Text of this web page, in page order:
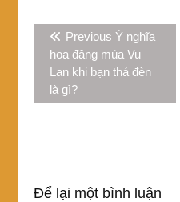
hướng
bài
viết
Previous Previous
post:
Ý nghĩa
hoa đăng mùa Vu
Lan khi bạn thả đèn
là gì?
Để lại một bình luận